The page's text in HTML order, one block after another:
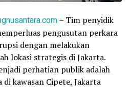
– Tim penyidik
pengusutan perkara
dengan melakukan
lokasi strategis di Jakarta.
perhatian publik adalah
di kawasan Cipete, Jakarta